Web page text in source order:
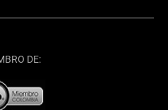
DE: